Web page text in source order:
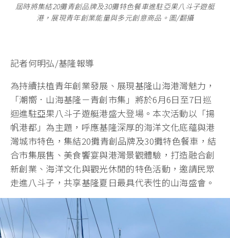
屆時將集結20攤青創品牌及30攤特色餐車進駐亞果八斗子遊艇
港，展現青年創業能量與多元創意商品。圖/翻攝
記者何明弘/基隆報導
為持續扶植青年創業發展、展現基隆山海港灣魅力，
「潮嚮．山海基隆－青創市集」將於6月6日至7日巡
迴進駐亞果八斗子遊艇港盛大登場。本次活動以「揚
帆港都」為主題，呼應基隆深厚的海洋文化底蘊與港
灣城市特色，集結20攤青創品牌及30攤特色餐車，結
合市集展售、美食饗宴與港灣景觀體驗，打造融合創
新創業、海洋文化與觀光休閒的特色活動，邀請民眾
走進八斗子，共享基隆夏日最具代表性的山海盛會。